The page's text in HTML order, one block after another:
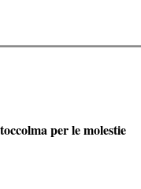
per le molestie